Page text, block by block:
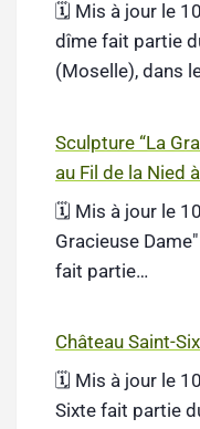
🗓️ Mis à jour le
dîme fait partie
(Moselle), dans
Sculpture “La
au Fil de la Nied
🗓️ Mis à jour le
Gracieuse
fait partie…
Château Saint-
🗓️ Mis à jour le
Sixte fait partie